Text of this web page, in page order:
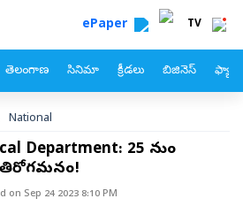
ePaper TV
తెలంగాణ సినిమా క్రీడలు బిజినెస్
National
Department: 25 నుంచి
తిరోగమనం!
on Sep 24 2023 8:10 PM